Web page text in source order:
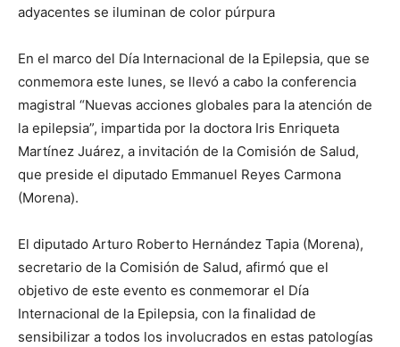
adyacentes se iluminan de color púrpura
En el marco del Día Internacional de la Epilepsia, que se
conmemora este lunes, se llevó a cabo la conferencia
magistral “Nuevas acciones globales para la atención de
la epilepsia”, impartida por la doctora Iris Enriqueta
Martínez Juárez, a invitación de la Comisión de Salud,
que preside el diputado Emmanuel Reyes Carmona
(Morena).
El diputado Arturo Roberto Hernández Tapia (Morena),
secretario de la Comisión de Salud, afirmó que el
objetivo de este evento es conmemorar el Día
Internacional de la Epilepsia, con la finalidad de
sensibilizar a todos los involucrados en estas patologías